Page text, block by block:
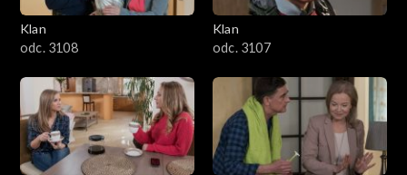
Klan
odc. 3108
Klan
odc. 3107